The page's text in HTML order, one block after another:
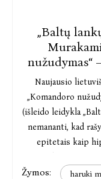
„Baltų
nužudymas“
Naujausio
„Komandoro
(išleido leidykla
nemananti, kad
epitetais kaip
Žymos: haruki